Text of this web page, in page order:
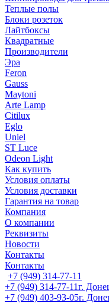
Теплые полы
Блоки розеток
Лайтбоксы
Квадратные
Производители
Эра
Feron
Gauss
Maytoni
Arte Lamp
Citilux
Eglo
Uniel
ST Luce
Odeon Light
Как купить
Условия оплаты
Условия доставки
Гарантия на товар
Компания
О компании
Реквизиты
Новости
Контакты
Контакты
+7 (949) 314-77-11
+7 (949) 314-77-11г.
+7 (949) 403-93-05г.